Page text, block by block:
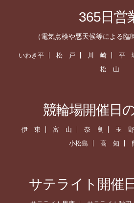
365日営
（電気点検や悪天候等による臨
いわき平 松 戸 川 崎 平
松 山
競輪場開催日
伊 東 富 山 奈 良 玉 野
小松島
高 知
サテライト開催